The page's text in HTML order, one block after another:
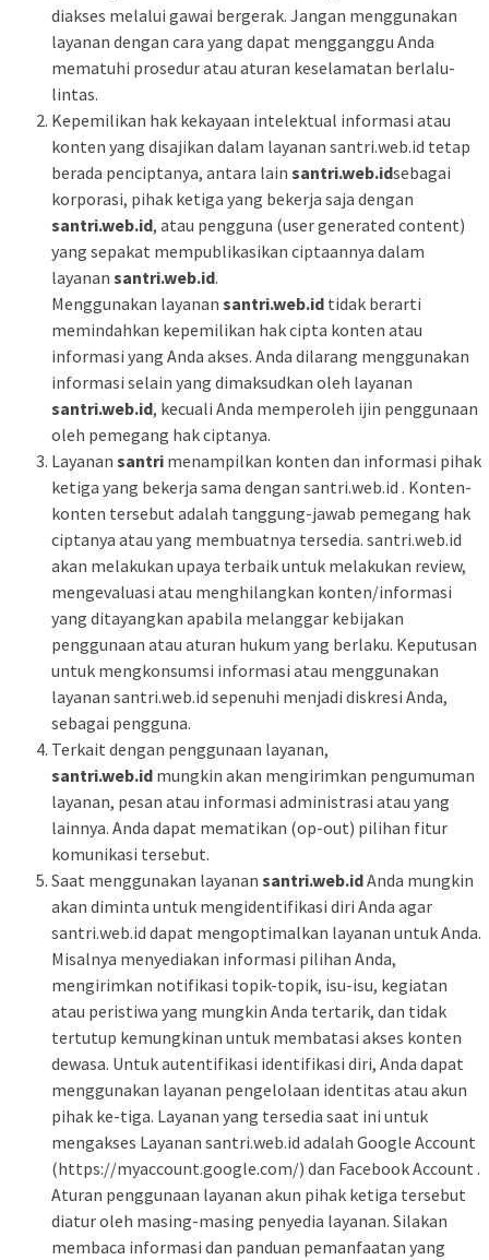
diakses melalui gawai bergerak. Jangan menggunakan
layanan dengan cara yang dapat mengganggu Anda
mematuhi prosedur atau aturan keselamatan berlalu-
lintas.
Kepemilikan hak kekayaan intelektual informasi atau
konten yang disajikan dalam layanan santri.web.id tetap
berada penciptanya, antara lain santri.web.idsebagai
korporasi, pihak ketiga yang bekerja saja dengan
santri.web.id, atau pengguna (user generated content)
yang sepakat mempublikasikan ciptaannya dalam
layanan santri.web.id.
Menggunakan layanan santri.web.id tidak berarti
memindahkan kepemilikan hak cipta konten atau
informasi yang Anda akses. Anda dilarang menggunakan
informasi selain yang dimaksudkan oleh layanan
santri.web.id, kecuali Anda memperoleh ijin penggunaan
oleh pemegang hak ciptanya.
Layanan santri menampilkan konten dan informasi pihak
ketiga yang bekerja sama dengan santri.web.id . Konten-
konten tersebut adalah tanggung-jawab pemegang hak
ciptanya atau yang membuatnya tersedia. santri.web.id
akan melakukan upaya terbaik untuk melakukan review,
mengevaluasi atau menghilangkan konten/informasi
yang ditayangkan apabila melanggar kebijakan
penggunaan atau aturan hukum yang berlaku. Keputusan
untuk mengkonsumsi informasi atau menggunakan
layanan santri.web.id sepenuhi menjadi diskresi Anda,
sebagai pengguna.
Terkait dengan penggunaan layanan,
santri.web.id mungkin akan mengirimkan pengumuman
layanan, pesan atau informasi administrasi atau yang
lainnya. Anda dapat mematikan (op-out) pilihan fitur
komunikasi tersebut.
Saat menggunakan layanan santri.web.idAnda mungkin
akan diminta untuk mengidentifikasi diri Anda agar
santri.web.id dapat mengoptimalkan layanan untuk Anda.
Misalnya menyediakan informasi pilihan Anda,
mengirimkan notifikasi topik-topik, isu-isu, kegiatan
atau peristiwa yang mungkin Anda tertarik, dan tidak
tertutup kemungkinan untuk membatasi akses konten
dewasa. Untuk autentifikasi identifikasi diri, Anda dapat
menggunakan layanan pengelolaan identitas atau akun
pihak ke-tiga. Layanan yang tersedia saat ini untuk
mengakses Layanan santri.web.id adalah Google Account
(https://myaccount.google.com/) dan Facebook Account .
Aturan penggunaan layanan akun pihak ketiga tersebut
diatur oleh masing-masing penyedia layanan. Silakan
membaca informasi dan panduan pemanfaatan yang